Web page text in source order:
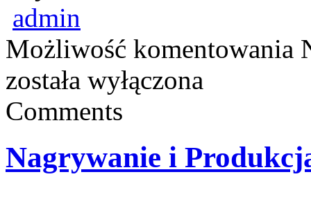
admin
Możliwość komentowania
została wyłączona
Comments
Nagrywanie i